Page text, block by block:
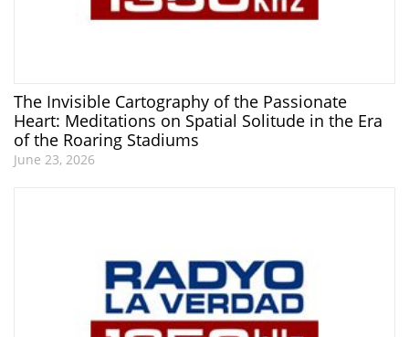
The Invisible Cartography of the Passionate
Heart: Meditations on Spatial Solitude in the Era
of the Roaring Stadiums
June 23, 2026